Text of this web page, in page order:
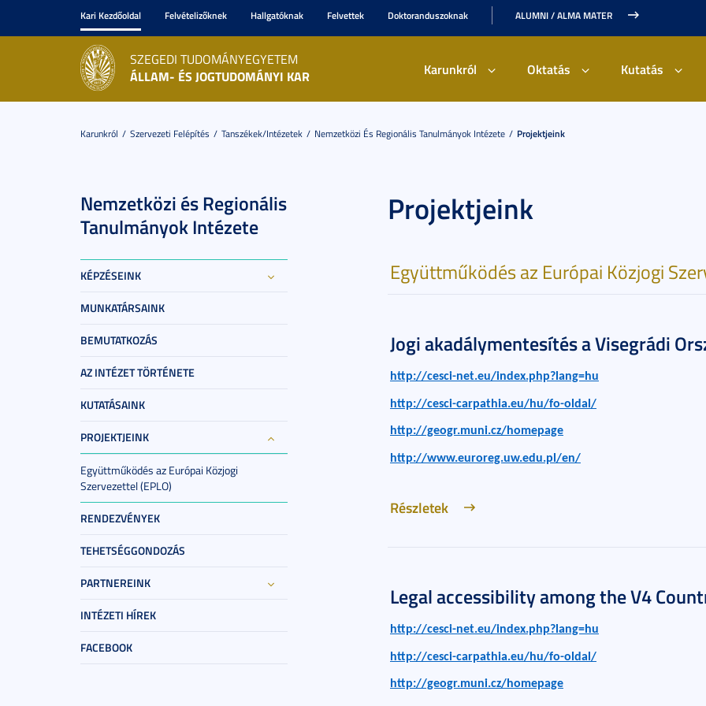
Kari Kezdőoldal Felvételizőknek Hallgatóknak Felvettek Doktoranduszoknak ALUMNI / ALMA MATER
SZEGEDI TUDOMÁNYEGYETEM
ÁLLAM- ÉS JOGTUDOMÁNYI KAR Karunkról Oktatás Kutatás
Karunkról Szervezeti Felépítés Tanszékek/Intézetek Nemzetközi És Regionális Tanulmányok Intézete Projektjeink
Nemzetközi és Regionális
Tanulmányok Intézete
KÉPZÉSEINK
MUNKATÁRSAINK
BEMUTATKOZÁS
AZ INTÉZET TÖRTÉNETE
KUTATÁSAINK
PROJEKTJEINK
Együttműködés az Európai Közjogi
Szervezettel (EPLO)
RENDEZVÉNYEK
TEHETSÉGGONDOZÁS
PARTNEREINK
INTÉZETI HÍREK
FACEBOOK
Projektjeink
Együttműködés az Európai Közjogi
Jogi akadálymentesítés a Visegrádi
http://cesci-net.eu/index.php?lang=hu
http://cesci-carpathia.eu/hu/fo-oldal/
http://geogr.muni.cz/homepage
http://www.euroreg.uw.edu.pl/en/
Részletek
Legal accessibility among the V4
http://cesci-net.eu/index.php?lang=hu
http://cesci-carpathia.eu/hu/fo-oldal/
http://geogr.muni.cz/homepage